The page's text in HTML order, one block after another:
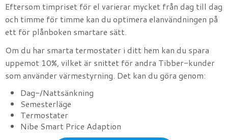
Eftersom timpriset för el varierar mycket från dag till dag
och timme för timme kan du optimera elanvändningen på
ett för plånboken smartare sätt.
Om du har smarta termostater i ditt hem kan du spara
uppemot 10%, vilket är snittet för andra Tibber-kunder
som använder värmestyrning. Det kan du göra genom:
Dag-/Nattsänkning
Semesterläge
Termostater
Nibe Smart Price Adaption